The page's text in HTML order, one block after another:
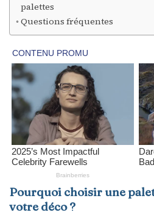
palettes
Questions fréquentes
Pourquoi choisir une
votre déco ?